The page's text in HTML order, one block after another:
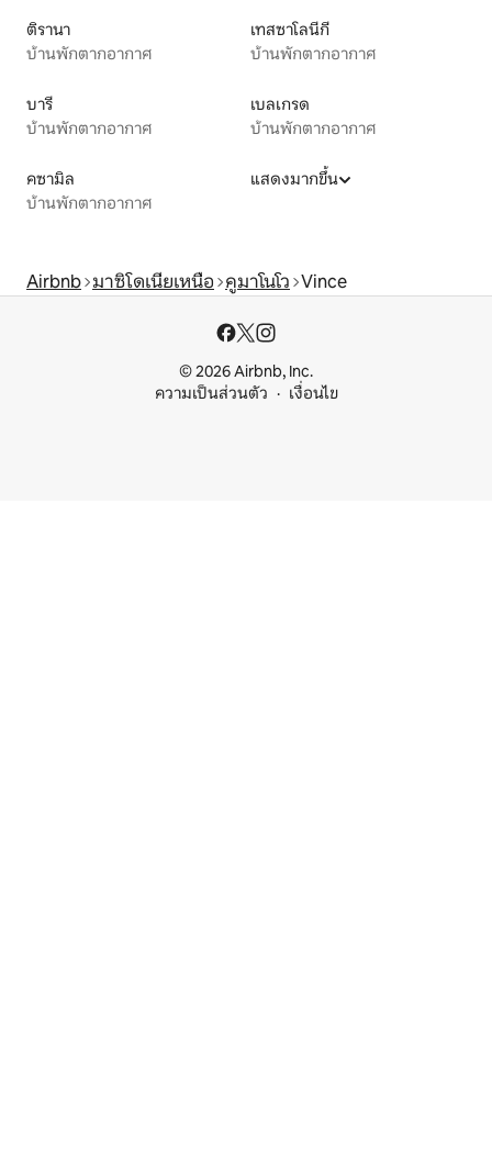
ติรานา
บ้านพักตากอากาศ
เทสซาโลนีกี
บ้านพักตากอากาศ
บารี
บ้านพักตากอากาศ
เบลเกรด
บ้านพักตากอากาศ
คซามิล
บ้านพักตากอากาศ
แสดงมากขึ้น
Airbnb มาซิโดเนียเหนือ คูมาโนโว Vince
© 2026 Airbnb, Inc.
ความเป็นส่วนตัว
เงื่อนไข